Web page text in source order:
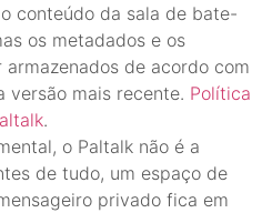
conteúdo da sala de bate-
os metadados e os
de acordo com
versão mais recente. Política
.
o Paltalk não é a
de tudo, um espaço de
privado fica em